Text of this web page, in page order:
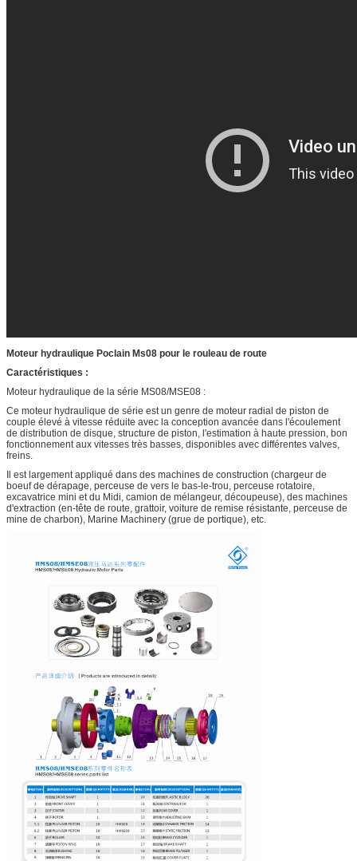
Moteur hydraulique Poclain Ms08 pour le rouleau de route
Caractéristiques :
Moteur hydraulique de la série MS08/MSE08 :
Ce moteur hydraulique de série est un genre de moteur radial de piston de
couple élevé à vitesse réduite avec la conception avancée dans l'écoulement
de distribution de disque, structure de piston, l'estimation à haute pression, bon
fonctionnement aux vitesses très basses, disponibles avec différentes valves,
freins.
Il est largement appliqué dans des machines de construction (chargeur de
boeuf de dérapage, perceuse de vers le bas-le-trou, perceuse rotatoire,
excavatrice mini et du Midi, camion de mélangeur, découpeuse), des machines
d'extraction (en-tête de route, grattoir, voiture de remise résistante, perceuse de
mine de charbon), Marine Machinery (grue de portique), etc.